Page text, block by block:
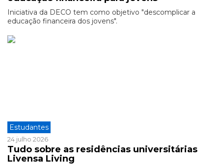
Iniciativa da DECO tem como objetivo "descomplicar a
educação financeira dos jovens".
Estudantes
24 julho 2026
Tudo sobre as residências universitárias
Livensa Living